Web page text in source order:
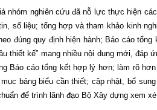
nhóm nghiên cứu đã nỗ lực thực hiện
số liệu; tổng hợp và tham khảo kinh
đúng quy định hiện hành; Báo cáo
thiết kế” mang nhiều nội dung mới, đáp
Báo cáo tổng kết hợp lý hơn; làm rõ
bảng biểu cần thiết; cập nhật, bổ
để trình lãnh đạo Bộ Xây dựng xem